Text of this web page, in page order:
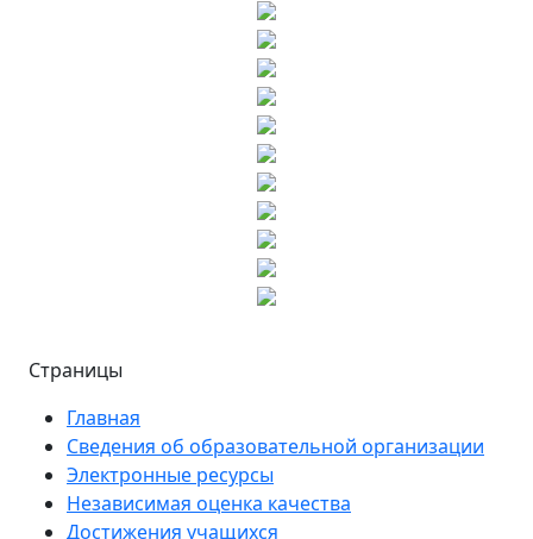
Страницы
Главная
Сведения об образовательной организации
Электронные ресурсы
Независимая оценка качества
Достижения учащихся